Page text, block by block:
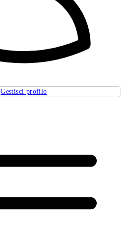
Gestisci profilo